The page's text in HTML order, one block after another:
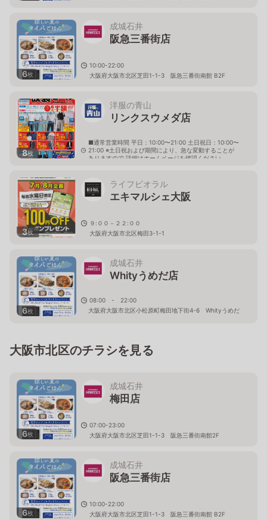
6枚
成城石井
阪急三番街店
10:00-22:00
大阪府大阪市北区芝田1-1-3 阪急三番街南館 B2F
8枚
洋服の青山
リンクスウメダ店
■通常営業時間 平日：10:00〜21:00 土日祝日：10:00〜
21:00 ※土日祝および期間により、急な変動することが
ありますので 詳細はホームページを確認ください
3枚
ライフビオラル
エキマルシェ大阪
９:００－２２:００
大阪府大阪市北区梅田3-1-1
6枚
成城石井
Whityうめだ店
08:00 - 22:00
大阪府大阪市北区小松原町梅田地下街4-6 Whityうめだ
大阪市北区のチラシを見る
6枚
成城石井
梅田店
07:00-23:00
大阪府大阪市北区芝田1-1-3 阪急三番街南館2F
6枚
成城石井
阪急三番街店
10:00-22:00
大阪府大阪市北区芝田1-1-3 阪急三番街南館 B2F